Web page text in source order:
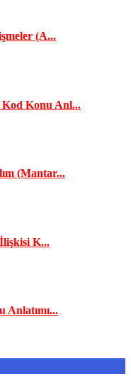
(A...
Kod Konu Anl...
(Mantar...
K...
Anlatımı...